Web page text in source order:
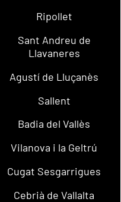
Ripollet
Sant Andreu de
Llavaneres
Agustí de Lluçanès
Sallent
Badia del Vallès
Vilanova i la Geltrú
Cugat Sesgarrigues
Cebrià de Vallalta